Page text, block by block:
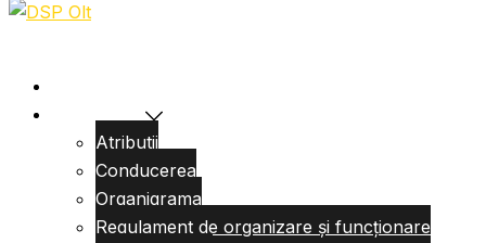
Atributii
Conducerea
Organigrama
Regulament de organizare și funcționare